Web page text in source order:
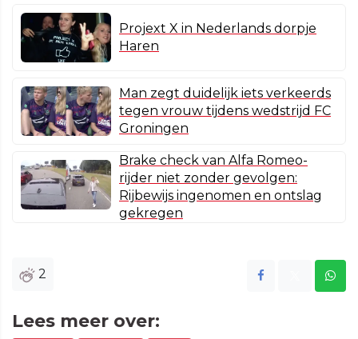
Projext X in Nederlands dorpje
Haren
Man zegt duidelijk iets verkeerds
tegen vrouw tijdens wedstrijd FC
Groningen
Brake check van Alfa Romeo-
rijder niet zonder gevolgen:
Rijbewijs ingenomen en ontslag
gekregen
2
Lees meer over: